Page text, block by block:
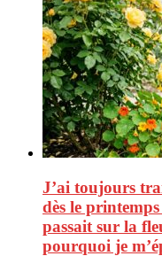
J’ai toujours
dès le
passait sur la
pourquoi je